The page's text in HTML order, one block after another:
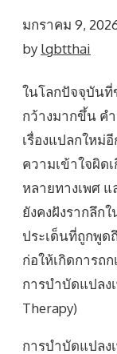
มกราคม 9,
by lgbtthai
ในโลกปัจจุบันที่
กว้างมากขึ้น ค
เรื่องแปลกใหม่
ความเข้าใจผิด
หลายทางเพศ
ยังคงฝังรากลึก
ประเด็นที่ถูกพูด
ก่อให้เกิดการถ
การบำบัดแปลง
Therapy)
การบำบัดแปลง